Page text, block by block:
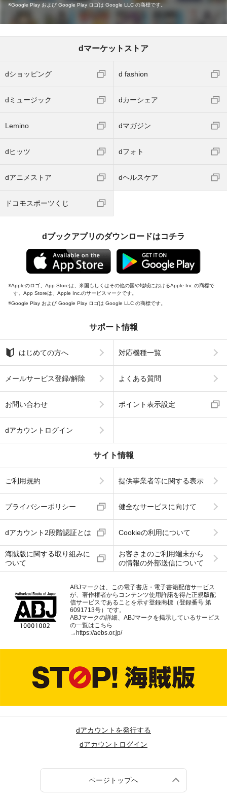
Google Play および Google Play ロゴは Google LLC の商標です。
dマーケットストア
dショッピング d fashion
dミュージック dカーシェア
Lemino dマガジン
dヒッツ dフォト
dアニメストア dヘルスケア
ドコモスポーツくじ
dブックアプリのダウンロードはコチラ
Appleのロゴ、App Storeは、米国もしくはその他の国や地域におけるApple Inc.の商標で
す。App Storeは、Apple Inc.のサービスマークです。
Google Play および Google Play ロゴは Google LLC の商標です。
サポート情報
はじめての方へ 対応機種一覧
メールサービス登録/解除 よくある質問
お問い合わせ ポイント表示設定
dアカウントログイン
サイト情報
ご利用規約 提供事業者等に関する表示
プライバシーポリシー 健全なサービスに向けて
dアカウント2段階認証とは Cookieの利用について
海賊版に関する取り組みに
ついて
お客さまのご利用端末から
の情報の外部送信について
ABJマークは、この電子書店・電子書籍配信サービス
が、著作権者からコンテンツ使用許諾を得た正規版配
信サービスであることを示す登録商標（登録番号 第
6091713号）です。
ABJマークの詳細、ABJマークを掲示しているサービス
の一覧はこちら
→ https://aebs.or.jp/
dアカウントを発行する
dアカウントログイン
ページトップへ